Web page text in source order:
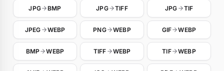
JPG BMP JPG TIFF JPG TIF
JPEG WEBP PNG WEBP GIF WEBP
BMP WEBP TIFF WEBP TIF WEBP